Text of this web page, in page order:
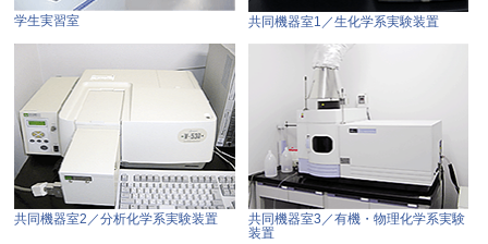
学生実習室 共同機器室1／生化学系実験装置
共同機器室2／分析化学系実験装置
共同機器室3／有機・物理化学系実験
装置